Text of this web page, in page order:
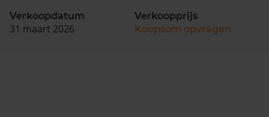
Verkoopdatum
31 maart 2026
Verkoopprijs
Koopsom opvragen